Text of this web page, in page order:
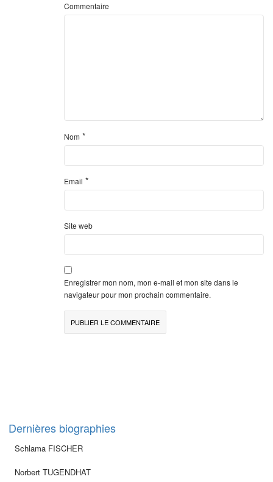
Commentaire
Nom *
Email *
Site web
Enregistrer mon nom, mon e-mail et mon site dans le
navigateur pour mon prochain commentaire.
Dernières biographies
Schlama FISCHER
Norbert TUGENDHAT